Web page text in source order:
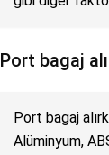
Port bagaj
Port bagaj
Alüminyum,